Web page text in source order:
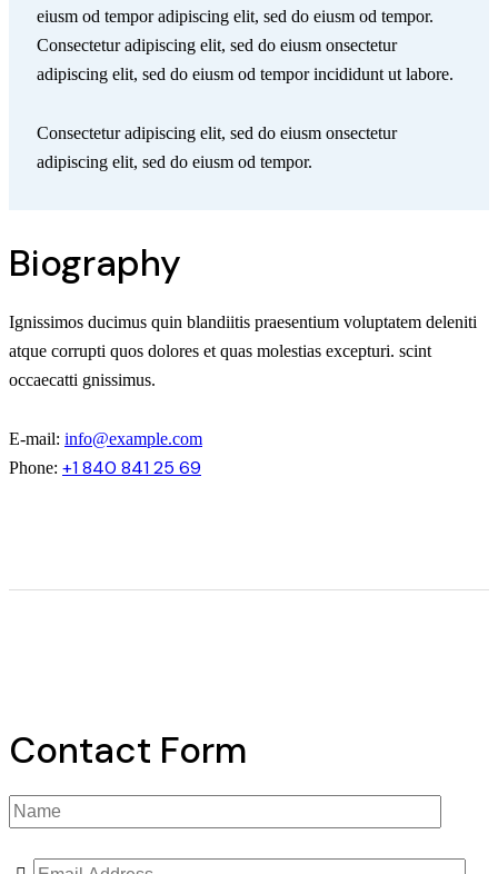
eiusm od tempor adipiscing elit, sed do eiusm od tempor.
Consectetur adipiscing elit, sed do eiusm onsectetur
adipiscing elit, sed do eiusm od tempor incididunt ut labore.
Consectetur adipiscing elit, sed do eiusm onsectetur
adipiscing elit, sed do eiusm od tempor.
Biography
Ignissimos ducimus quin blandiitis praesentium voluptatem deleniti
atque corrupti quos dolores et quas molestias excepturi. scint
occaecatti gnissimus.
E-mail: info@example.com
Phone: +1 840 841 25 69
Contact Form